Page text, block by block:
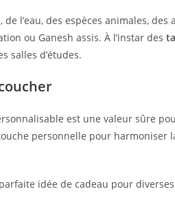
, de l’eau, des espèces animales, des
ou Ganesh assis. À l’instar des
salles d’études.
est une valeur sûre
personnelle pour harmoniser
idée de cadeau pour diverses